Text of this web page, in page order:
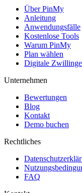
Über PinMy
Anleitung
Anwendungsfälle
Kostenlose Tools
Warum PinMy
Plan wählen
Digitale Zwillinge
Unternehmen
Bewertungen
Blog
Kontakt
Demo buchen
Rechtliches
FAQ